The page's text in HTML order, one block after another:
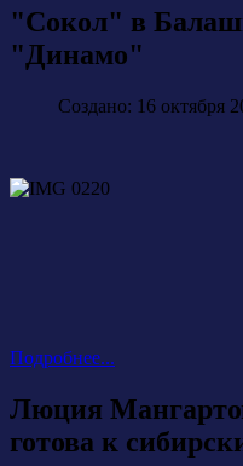
"Сокол" в
"Динамо"
Создано: 16 октября
Подробнее...
Люция
готова к